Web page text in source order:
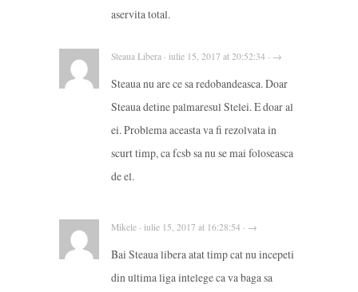
aservita total.
Steaua Libera · iulie 15, 2017 at 20:52:34 · →
Steaua nu are ce sa redobandeasca. Doar
Steaua detine palmaresul Stelei. E doar al
ei. Problema aceasta va fi rezolvata in
scurt timp, ca fcsb sa nu se mai foloseasca
de el.
Mikele · iulie 15, 2017 at 16:28:54 · →
Bai Steaua libera atat timp cat nu incepeti
din ultima liga intelege ca va baga sa